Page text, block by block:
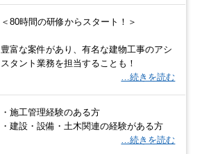
＜80時間の研修からスタート！＞
豊富な案件があり、有名な建物工事のアシ
スタント業務を担当することも！
…続きを読む
・施工管理経験のある方
・建設・設備・土木関連の経験がある方
…続きを読む